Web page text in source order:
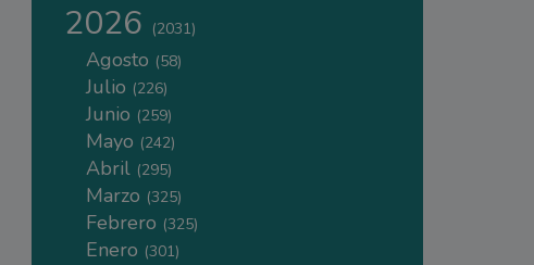
2026 (2031)
Agosto (58)
Julio (226)
Junio (259)
Mayo (242)
Abril (295)
Marzo (325)
Febrero (325)
Enero (301)